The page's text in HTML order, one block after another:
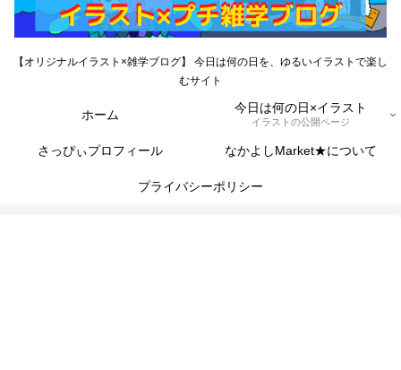
【オリジナルイラスト×雑学ブログ】 今日は何の日を、ゆるいイラストで楽し
むサイト
ホーム 今日は何の日×イラスト
イラストの公開ページ
さっぴぃプロフィール なかよしMarket★について
プライバシーポリシー